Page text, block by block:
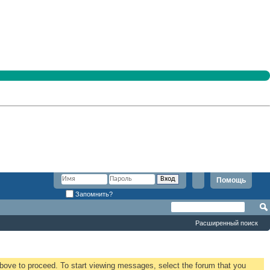
Помощь
Запомнить?
Расширенный поиск
to proceed. To start viewing messages, select the forum that you